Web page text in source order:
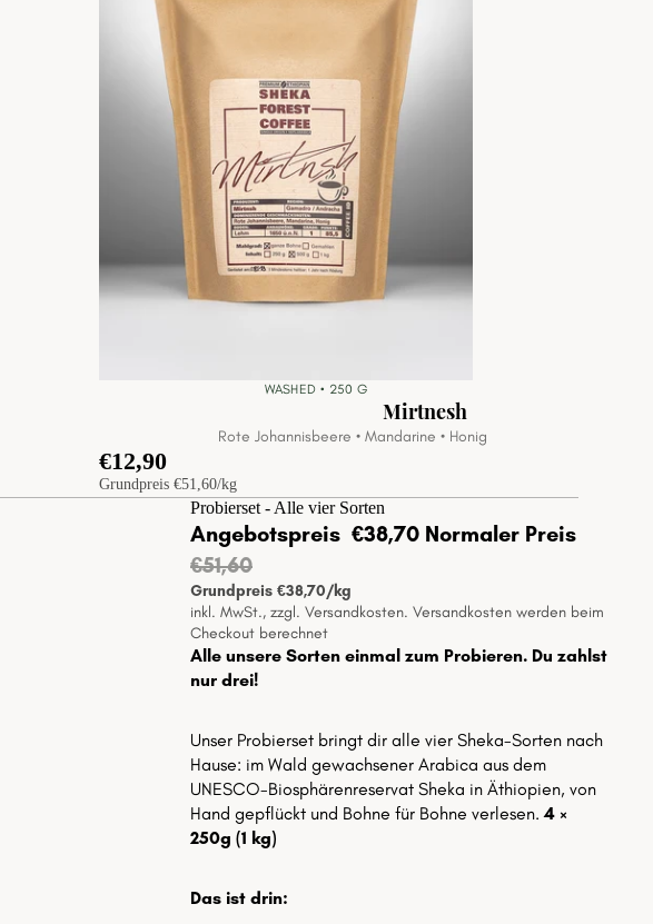
WASHED • 250G
Mirtnesh
Rote Johannisbeere • Mandarine • Honig
€12,90
Grundpreis €51,60/kg
Probierset - Alle vier Sorten
Angebotspreis €38,70 Normaler Preis
€51,60
Grundpreis €38,70/kg
inkl. MwSt., zzgl. Versandkosten. Versandkosten werden beim
Checkout berechnet
Alle unsere Sorten einmal zum Probieren. Du zahlst
nur drei!
Unser Probierset bringt dir alle vier Sheka-Sorten nach
Hause: im Wald gewachsener Arabica aus dem
UNESCO-Biosphärenreservat Sheka in Äthiopien, von
Hand gepflückt und Bohne für Bohne verlesen.4 ×
250g (1 kg)
Das ist drin: